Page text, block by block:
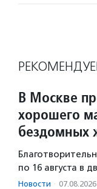
В Москве
хорошего
бездомных
по 16 августа в
Новости · 07.08.2026